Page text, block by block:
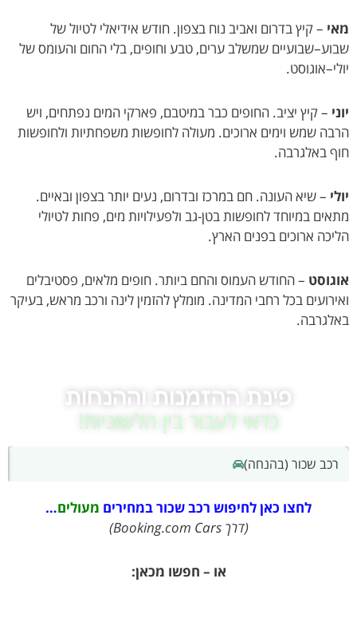
– קיץ בדרום ואביב נוח בצפון. חודש אידיאלי לטיול של
שמשלב ערים, טבע וחופים, בלי החום והעומס של
– קיץ יציב. החופים כבר במיטבם, פארקי המים נפתחים, ויש
שמש וימים ארוכים. מעולה לחופשות משפחתיות ולחופשות
באלגרבה.
– שיא העונה. חם במרכז ובדרום, נעים יותר בצפון ובאיים.
במיוחד לחופשות בטן-גב ולפעילויות מים, פחות לטיולי
ארוכים בפנים הארץ.
– החודש העמוס והחם ביותר. חופים מלאים, פסטיבלים
בכל רחבי המדינה. מומלץ להזמין לינה ורכב מראש, בעיקר
פינת ההזמנות וההנחות
כדאי לעבור בין הלשוניות!
שכור (בהנחה)
לחצו כאן לחיפוש רכב שכור במחיריםמעולים…
(דרך Booking.com Cars)
או – חפשו מכאן: